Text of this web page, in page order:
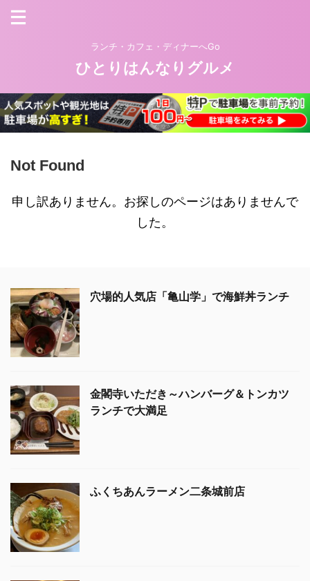
ランチ・カフェ・ディナーへGo
ひとりはんなりグルメ
Not Found
申し訳ありません。お探しのページはありませんで
した。
穴場的人気店「亀山学」で海鮮丼ランチ
金閣寺いただき～ハンバーグ＆トンカツ
ランチで大満足
ふくちあんラーメン二条城前店